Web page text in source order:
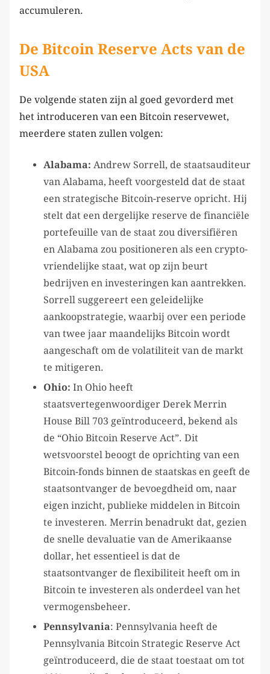
accumuleren.
De Bitcoin Reserve Acts van de
USA
De volgende staten zijn al goed gevorderd met
het introduceren van een Bitcoin reservewet,
meerdere staten zullen volgen:
Alabama: Andrew Sorrell, de staatsauditeur
van Alabama, heeft voorgesteld dat de staat
een strategische Bitcoin-reserve opricht. Hij
stelt dat een dergelijke reserve de financiële
portefeuille van de staat zou diversifiëren
en Alabama zou positioneren als een crypto-
vriendelijke staat, wat op zijn beurt
bedrijven en investeringen kan aantrekken.
Sorrell suggereert een geleidelijke
aankoopstrategie, waarbij over een periode
van twee jaar maandelijks Bitcoin wordt
aangeschaft om de volatiliteit van de markt
te mitigeren.
Ohio: In Ohio heeft
staatsvertegenwoordiger Derek Merrin
House Bill 703 geïntroduceerd, bekend als
de “Ohio Bitcoin Reserve Act”. Dit
wetsvoorstel beoogt de oprichting van een
Bitcoin-fonds binnen de staatskas en geeft de
staatsontvanger de bevoegdheid om, naar
eigen inzicht, publieke middelen in Bitcoin
te investeren. Merrin benadrukt dat, gezien
de snelle devaluatie van de Amerikaanse
dollar, het essentieel is dat de
staatsontvanger de flexibiliteit heeft om in
Bitcoin te investeren als onderdeel van het
vermogensbeheer.
Pennsylvania: Pennsylvania heeft de
Pennsylvania Bitcoin Strategic Reserve Act
geïntroduceerd, die de staat toestaat om tot